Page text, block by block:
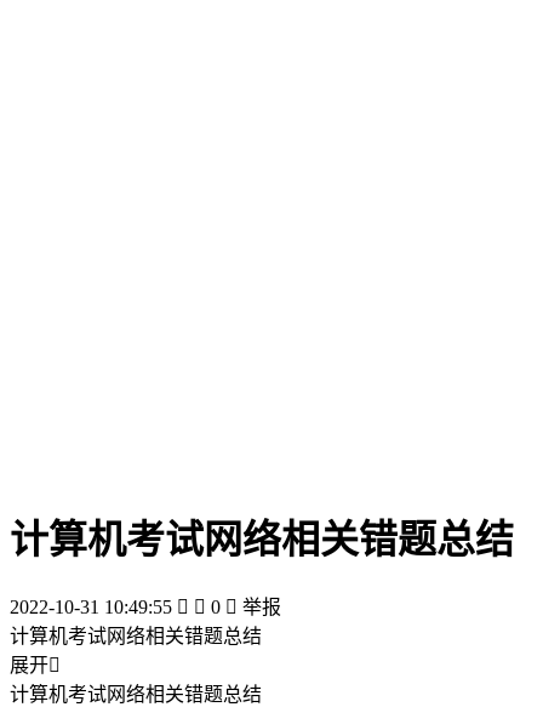
计算机考试网络相关错题总结
2022-10-31 10:49:55   0  举报
计算机考试网络相关错题总结
展开
计算机考试网络相关错题总结